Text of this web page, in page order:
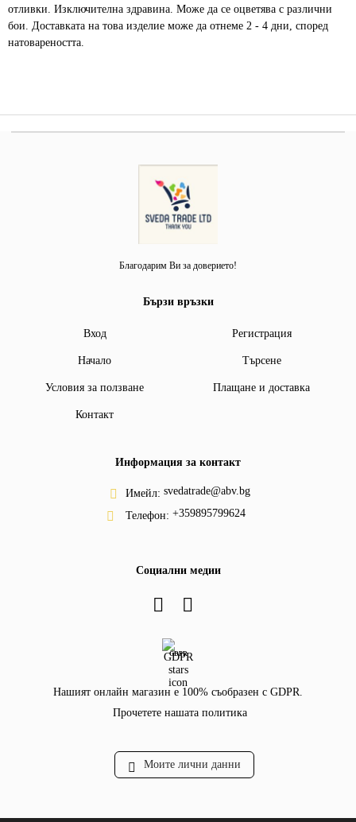
отливки. Изключителна здравина. Може да се оцветява с различни
бои. Доставката на това изделие може да отнеме 2 - 4 дни, според
натовареността.
Благодарим Ви за доверието!
Бързи връзки
Вход Регистрация
Начало Търсене
Условия за ползване Плащане и доставка
Контакт
Информация за контакт
Имейл: svedatrade@abv.bg
Телефон: +359895799624
Социални медии
GDPR
Нашият онлайн магазин е 100% съобразен с GDPR.
Прочетете нашата политика
Моите лични данни